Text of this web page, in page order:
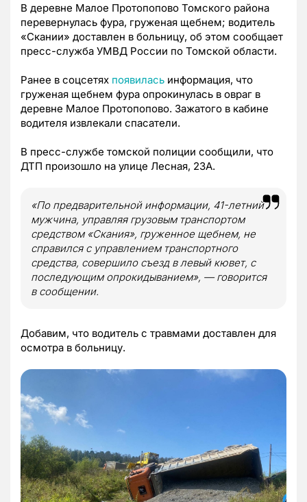
В деревне Малое Протопопово Томского района
перевернулась фура, груженая щебнем; водитель
«Скании» доставлен в больницу, об этом сообщает
пресс-служба УМВД России по Томской области.
Ранее в соцсетях появилась информация, что
груженая щебнем фура опрокинулась в овраг в
деревне Малое Протопопово. Зажатого в кабине
водителя извлекали спасатели.
В пресс-службе томской полиции сообщили, что
ДТП произошло на улице Лесная, 23А.
«По предварительной информации, 41-летний
мужчина, управляя грузовым транспортом
средством «Скания», груженное щебнем, не
справился с управлением транспортного
средства, совершило съезд в левый кювет, с
последующим опрокидыванием», — говорится
в сообщении.
Добавим, что водитель с травмами доставлен для
осмотра в больницу.